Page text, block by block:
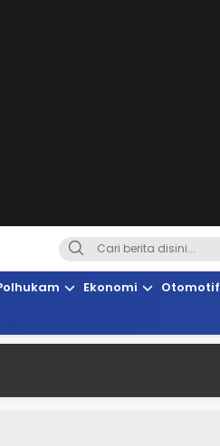
Terkini, Suaranya Rakyat Sulteng
Ekonomi Otomotif